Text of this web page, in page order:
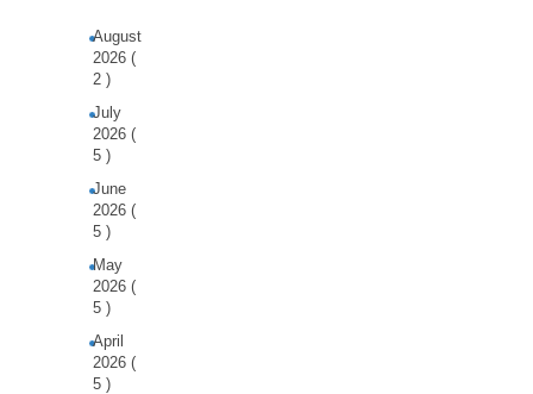
August
2026 (
2 )
July
2026 (
5 )
June
2026 (
5 )
May
2026 (
5 )
April
2026 (
5 )